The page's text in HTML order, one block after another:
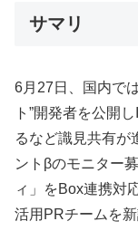
サマリ
6月27日、国内で
ト”開発者を公開
るなど識見共有が
ントβのモニター
ィ」をBox連携対
活用PRチームを